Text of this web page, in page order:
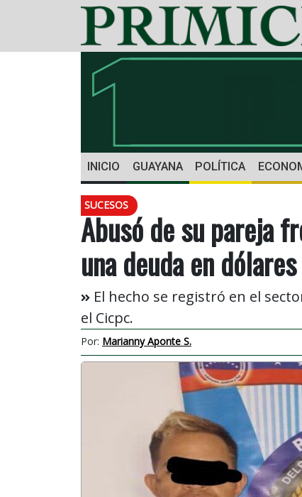
INICIO GUAYANA POLÍTICA
SUCESOS
Abusó de su pareja
una deuda en dólares
El hecho se registró en el
el Cicpc.
Por: Marianny Aponte S.